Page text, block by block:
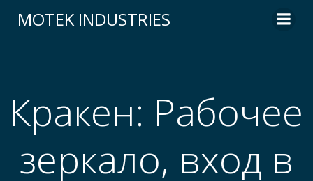
to
MOTEK INDUSTRIES
Кракен: Рабочее
зеркало, вход в